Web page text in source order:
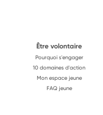
Être volontaire
Pourquoi s'engager
10 domaines d'action
Mon espace jeune
FAQ jeune